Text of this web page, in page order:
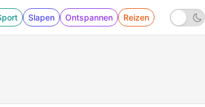
Slapen Ontspannen Reizen